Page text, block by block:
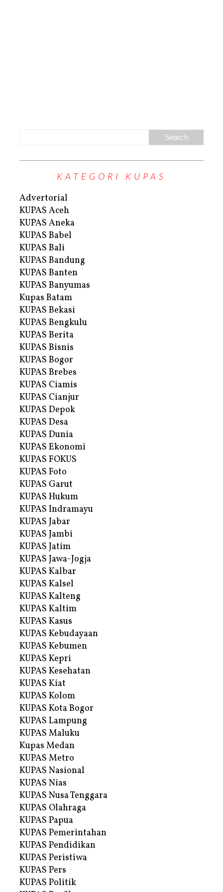
KATEGORI KUPAS
Advertorial
KUPAS Aceh
KUPAS Aneka
KUPAS Babel
KUPAS Bali
KUPAS Bandung
KUPAS Banten
KUPAS Banyumas
Kupas Batam
KUPAS Bekasi
KUPAS Bengkulu
KUPAS Berita
KUPAS Bisnis
KUPAS Bogor
KUPAS Brebes
KUPAS Ciamis
KUPAS Cianjur
KUPAS Depok
KUPAS Desa
KUPAS Dunia
KUPAS Ekonomi
KUPAS FOKUS
KUPAS Foto
KUPAS Garut
KUPAS Hukum
KUPAS Indramayu
KUPAS Jabar
KUPAS Jambi
KUPAS Jatim
KUPAS Jawa-Jogja
KUPAS Kalbar
KUPAS Kalsel
KUPAS Kalteng
KUPAS Kaltim
KUPAS Kasus
KUPAS Kebudayaan
KUPAS Kebumen
KUPAS Kepri
KUPAS Kesehatan
KUPAS Kiat
KUPAS Kolom
KUPAS Kota Bogor
KUPAS Lampung
KUPAS Maluku
Kupas Medan
KUPAS Metro
KUPAS Nasional
KUPAS Nias
KUPAS Nusa Tenggara
KUPAS Olahraga
KUPAS Papua
KUPAS Pemerintahan
KUPAS Pendidikan
KUPAS Peristiwa
KUPAS Pers
KUPAS Politik